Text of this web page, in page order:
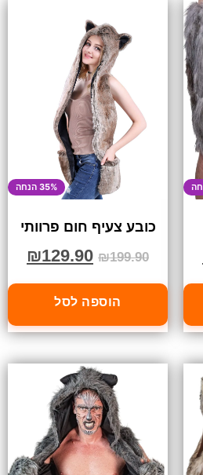
35% הנחה
כובע צעיף חום פרוותי
₪199.90
₪129.90
הוספה לסל